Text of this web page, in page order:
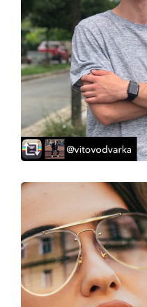
Бренд:
Использование:
Код: